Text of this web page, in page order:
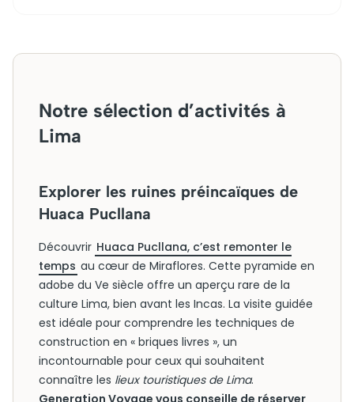
Notre sélection d’activités à
Lima
Explorer les ruines préincaïques de
Huaca Pucllana
Découvrir Huaca Pucllana, c’est remonter le
temps au cœur de Miraflores. Cette pyramide en
adobe du Ve siècle offre un aperçu rare de la
culture Lima, bien avant les Incas. La visite guidée
est idéale pour comprendre les techniques de
construction en « briques livres », un
incontournable pour ceux qui souhaitent
connaître les lieux touristiques de Lima.
Generation Voyage vous conseille de réserver